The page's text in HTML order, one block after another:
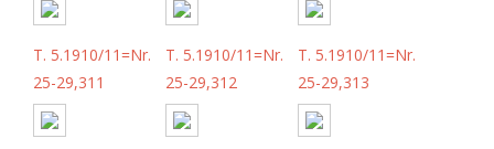
T. 5.1910/11=Nr.
25-29,311
T. 5.1910/11=Nr.
25-29,312
T. 5.1910/11=Nr.
25-29,313